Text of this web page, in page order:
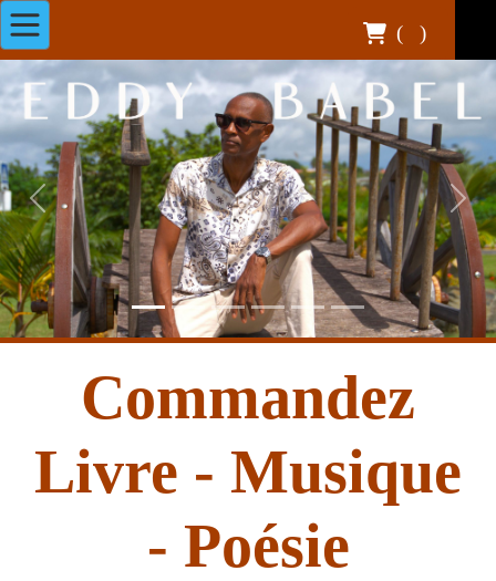
( )
Previous Next
Commandez
Livre - Musique
- Poésie